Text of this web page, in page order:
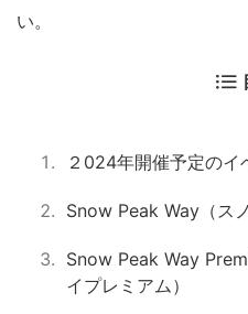
い。
２024年開催予定のイ
Snow Peak Way（ス
Snow Peak Way
イプレミアム）